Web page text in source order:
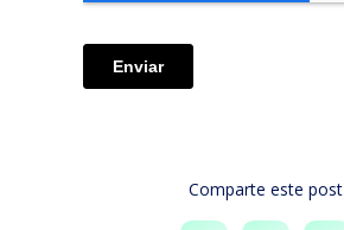
Comparte este post